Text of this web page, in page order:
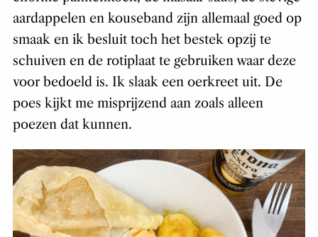
aardappelen en kouseband zijn allemaal goed op
smaak en ik besluit toch het bestek opzij te
schuiven en de rotiplaat te gebruiken waar deze
voor bedoeld is. Ik slaak een oerkreet uit. De
poes kijkt me misprijzend aan zoals alleen
poezen dat kunnen.